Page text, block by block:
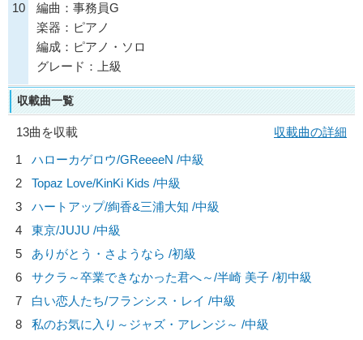
10
編曲：事務員G
楽器：ピアノ
編成：ピアノ・ソロ
グレード：上級
収載曲一覧
13曲を収載
収載曲の詳細
1
ハローカゲロウ/GReeeeN /中級
2
Topaz Love/KinKi Kids /中級
3
ハートアップ/絢香&三浦大知 /中級
4
東京/JUJU /中級
5
ありがとう・さようなら /初級
6
サクラ～卒業できなかった君へ～/半崎 美子 /初中級
7
白い恋人たち/フランシス・レイ /中級
8
私のお気に入り～ジャズ・アレンジ～ /中級